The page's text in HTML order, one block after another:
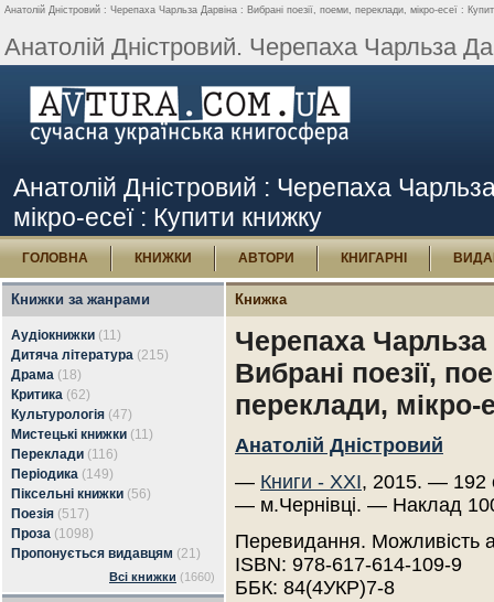
Анатолій Дністровий : Черепаха Чарльза Дарвіна : Вибрані поезії, поеми, переклади, мікро-есеї :
Анатолій Дністровий. Черепаха Чарльза
Анатолій Дністровий : Черепаха
мікро-есеї : Купити книжку
ГОЛОВНА КНИЖКИ АВТОРИ КНИГАРНІ
Книжки за жанрами
Аудіокнижки (11)
Дитяча література (215)
Драма (18)
Критика (62)
Культурологія (47)
Мистецькі книжки (11)
Переклади (116)
Періодика (149)
Піксельні книжки (56)
Поезія (517)
Проза (1098)
Пропонується видавцям (21)
Всі книжки (1660)
Книжка
Черепаха Чарльза
Вибрані поезії,
переклади, мікро-
Анатолій Дністровий
— Книги - ХХІ, 2015. — 192
— м.Чернівці. — Наклад
Перевидання. Можливість
ISBN: 978-617-614-109-9
ББК: 84(4УКР)7-8